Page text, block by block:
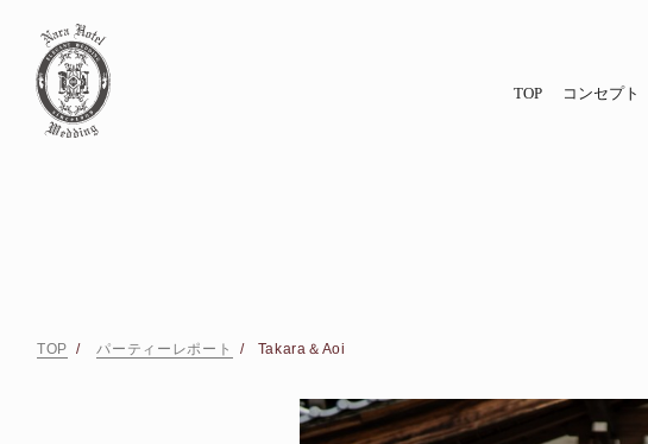
TOP コンセプト
TOP パーティーレポート Takara＆Aoi